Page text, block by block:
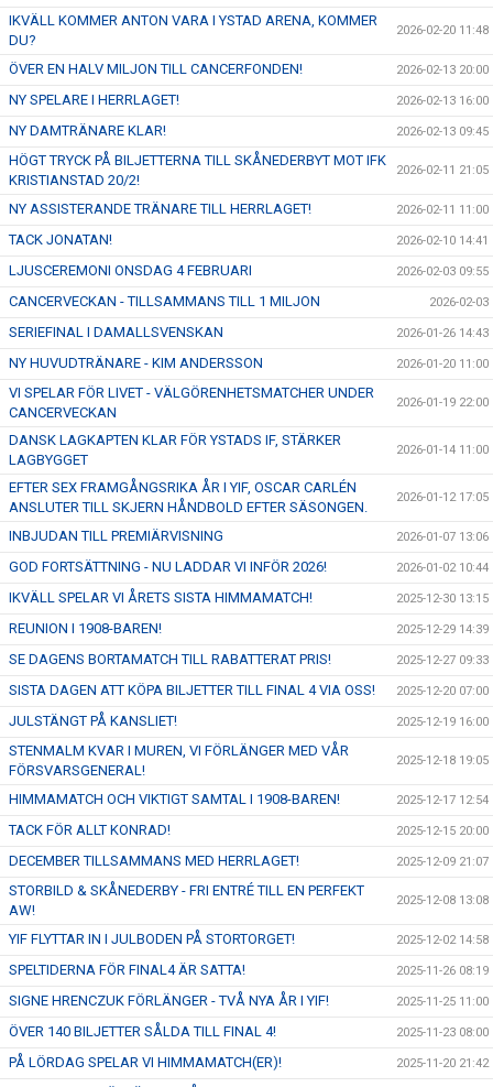
IKVÄLL KOMMER ANTON VARA I YSTAD ARENA, KOMMER
DU?
2026-02-20 11:48
ÖVER EN HALV MILJON TILL CANCERFONDEN! 2026-02-13 20:00
NY SPELARE I HERRLAGET! 2026-02-13 16:00
NY DAMTRÄNARE KLAR! 2026-02-13 09:45
HÖGT TRYCK PÅ BILJETTERNA TILL SKÅNEDERBYT MOT IFK
KRISTIANSTAD 20/2!
2026-02-11 21:05
NY ASSISTERANDE TRÄNARE TILL HERRLAGET! 2026-02-11 11:00
TACK JONATAN! 2026-02-10 14:41
LJUSCEREMONI ONSDAG 4 FEBRUARI 2026-02-03 09:55
CANCERVECKAN - TILLSAMMANS TILL 1 MILJON 2026-02-03
SERIEFINAL I DAMALLSVENSKAN 2026-01-26 14:43
NY HUVUDTRÄNARE - KIM ANDERSSON 2026-01-20 11:00
VI SPELAR FÖR LIVET - VÄLGÖRENHETSMATCHER UNDER
CANCERVECKAN
2026-01-19 22:00
DANSK LAGKAPTEN KLAR FÖR YSTADS IF, STÄRKER
LAGBYGGET
2026-01-14 11:00
EFTER SEX FRAMGÅNGSRIKA ÅR I YIF, OSCAR CARLÉN
ANSLUTER TILL SKJERN HÅNDBOLD EFTER SÄSONGEN.
2026-01-12 17:05
INBJUDAN TILL PREMIÄRVISNING 2026-01-07 13:06
GOD FORTSÄTTNING - NU LADDAR VI INFÖR 2026! 2026-01-02 10:44
IKVÄLL SPELAR VI ÅRETS SISTA HIMMAMATCH! 2025-12-30 13:15
REUNION I 1908-BAREN! 2025-12-29 14:39
SE DAGENS BORTAMATCH TILL RABATTERAT PRIS! 2025-12-27 09:33
SISTA DAGEN ATT KÖPA BILJETTER TILL FINAL 4 VIA OSS! 2025-12-20 07:00
JULSTÄNGT PÅ KANSLIET! 2025-12-19 16:00
STENMALM KVAR I MUREN, VI FÖRLÄNGER MED VÅR
FÖRSVARSGENERAL!
2025-12-18 19:05
HIMMAMATCH OCH VIKTIGT SAMTAL I 1908-BAREN! 2025-12-17 12:54
TACK FÖR ALLT KONRAD! 2025-12-15 20:00
DECEMBER TILLSAMMANS MED HERRLAGET! 2025-12-09 21:07
STORBILD & SKÅNEDERBY - FRI ENTRÉ TILL EN PERFEKT
AW!
2025-12-08 13:08
YIF FLYTTAR IN I JULBODEN PÅ STORTORGET! 2025-12-02 14:58
SPELTIDERNA FÖR FINAL4 ÄR SATTA! 2025-11-26 08:19
SIGNE HRENCZUK FÖRLÄNGER - TVÅ NYA ÅR I YIF! 2025-11-25 11:00
ÖVER 140 BILJETTER SÅLDA TILL FINAL 4! 2025-11-23 08:00
PÅ LÖRDAG SPELAR VI HIMMAMATCH(ER)! 2025-11-20 21:42